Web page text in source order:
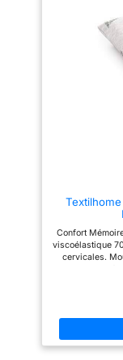
soutien plus élevé et
ou retirez des
une position
basse et plus
vous trouverez le
hypoallergénique,
Une sensation de
comme si vous
Housse en 100%
housse en coton
notre coussin
Format classique
cm (couture de
compatible avec
Confort
viscoélastique
cervicales.
optimal nuit
douce,
pour un
Équipée d’une
lavable en
personnes